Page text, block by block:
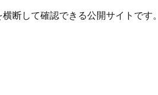
断して確認できる公開サイトです。